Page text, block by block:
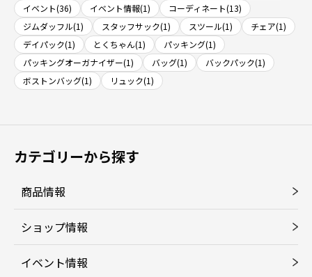
イベント(36)
イベント情報(1)
コーディネート(13)
ジムダッフル(1)
スタッフサック(1) スツール(1)
チェア(1)
デイパック(1)
とくちゃん(1)
パッキング(1)
パッキングオーガナイザー(1)
バッグ(1)
バックパック(1)
ボストンバッグ(1)
リュック(1)
カテゴリーから探す
商品情報
ショップ情報
イベント情報